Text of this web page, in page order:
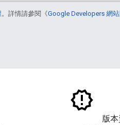
。詳情請參閱《Google Developers 網
版